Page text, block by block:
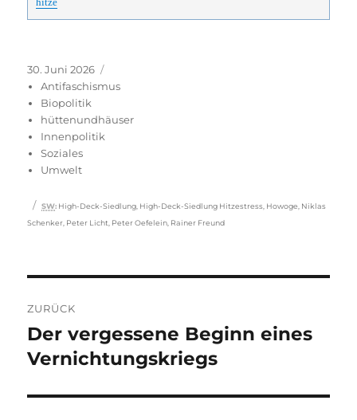
Veröffentlicht
am
30. Juni 2026
Antifaschismus
Biopolitik
hüttenundhäuser
Innenpolitik
Soziales
Umwelt
Schlagwörter
SW: High-Deck-Siedlung High-Deck-Siedlung Hitzestress Howoge Niklas
Schenker Peter Licht Peter Oefelein Rainer Freund
ZURÜCK
Vorheriger
Beitrag:
Der vergessene Beginn eines
Vernichtungskriegs